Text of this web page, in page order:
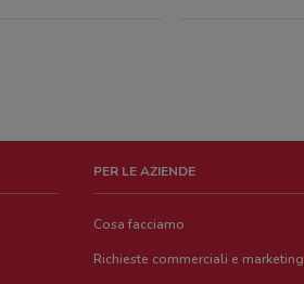
PER LE AZIENDE
Cosa facciamo
Richieste commerciali e marketing